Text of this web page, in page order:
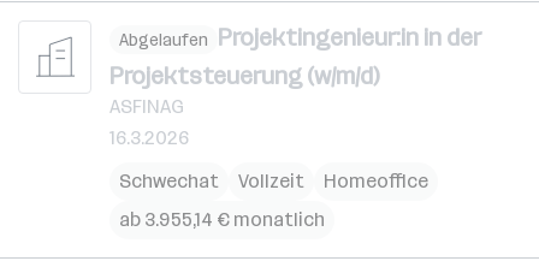
Abgelaufen Projektingenieur:in in der
Projektsteuerung (w/m/d)
ASFINAG
16.3.2026
Schwechat
Vollzeit
Homeoffice
ab 3.955,14 € monatlich